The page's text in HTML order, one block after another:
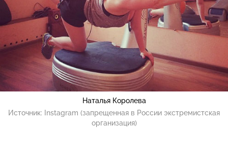
Наталья Королева
Источник:
Instagram (запрещенная в России экстремистская
организация)